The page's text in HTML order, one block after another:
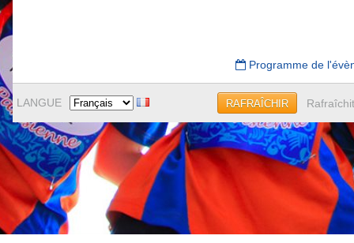
Programme de
LANGUE RAFRAÎCHIR